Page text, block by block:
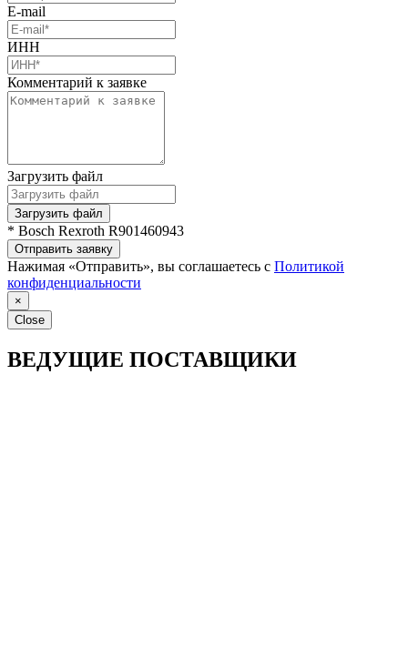
E-mail
ИНН
Комментарий к заявке
Загрузить файл
Загрузить файл
* Bosch Rexroth R901460943
Отправить заявку
Нажимая «Отправить», вы соглашаетесь с Политикой
конфиденциальности
×
Close
ВЕДУЩИЕ ПОСТАВЩИКИ